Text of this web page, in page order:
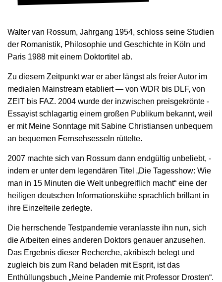
Walter van Rossum, Jahrgang 1954, schloss seine Studien
der Romanistik, Philosophie und Geschichte in Köln und
Paris 1988 mit einem Doktortitel ab.
Zu diesem Zeitpunkt war er aber längst als freier Autor im
medialen Mainstream etabliert ― von WDR bis DLF, von
ZEIT bis FAZ. 2004 wurde der inzwischen preisgekrönte ­
Essayist schlagartig einem großen Publikum bekannt, weil
er mit Meine Sonntage mit Sabine Christiansen ­unbequem
an bequemen Fernsehsesseln rüttelte. ­
2007 machte sich van Rossum dann endgültig unbeliebt, ­
indem er unter dem legendären Titel „Die Tagesshow: Wie
man in 15 Minuten die Welt unbegreiflich macht“ eine der
heiligen deutschen Informationskühe sprachlich brillant in
ihre Einzel­teile zerlegte.
Die herrschende Testpandemie ­veranlasste ihn nun, sich
die Arbeiten eines anderen Doktors genauer anzusehen.
Das Ergebnis dieser ­Recherche, akribisch belegt und
zugleich bis zum Rand beladen mit Esprit, ist das
Enthüllungsbuch „Meine Pandemie mit Professor Drosten“.